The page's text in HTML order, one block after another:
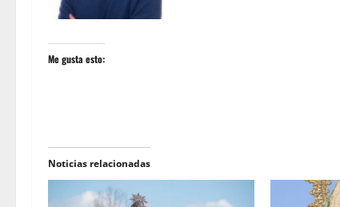
Me gusta esto:
Noticias relacionadas